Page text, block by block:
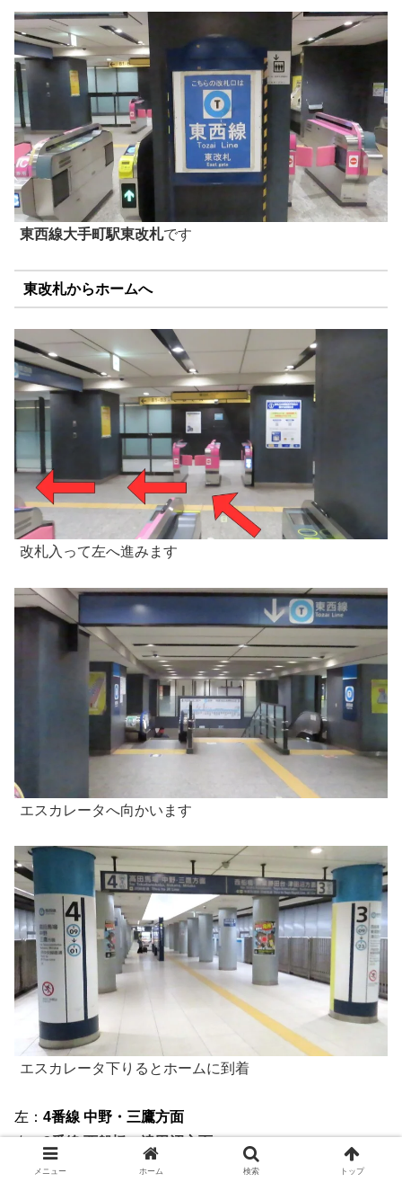
東西線大手町駅東改札です
東改札からホームへ
改札入って左へ進みます
エスカレータへ向かいます
エスカレータ下りるとホームに到着
左： 4番線 中野・三鷹方面
右：3番線 西船橋・津田沼方面
メニュー ホーム 検索 トップ